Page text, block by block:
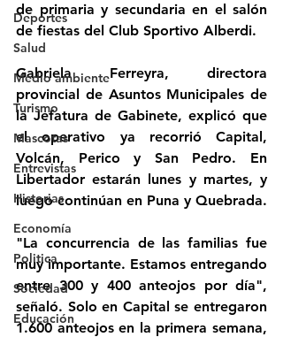
Deportes
Salud
Medio ambiente
Turismo
Mascotas
Entrevistas
Historias
Economía
Politica
Sociedad
Educación
de primaria y secundaria en el salón
de fiestas del Club Sportivo Alberdi.
Gabriela Ferreyra, directora
provincial de Asuntos Municipales de
la Jefatura de Gabinete, explicó que
el operativo ya recorrió Capital,
Volcán, Perico y San Pedro. En
Libertador estarán lunes y martes, y
"La concurrencia de las familias fue
muy importante. Estamos entregando
entre 300 y 400 anteojos por día",
señaló. Solo en Capital se entregaron
1.600 anteojos en la primera semana,